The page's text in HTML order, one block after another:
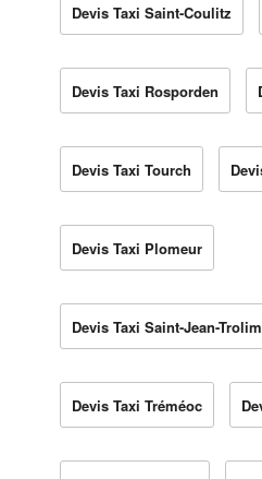
Devis Taxi Saint-Coulitz
Devis Taxi Rosporden
Devis Taxi Tourch
Devis Taxi Plomeur
Devis Taxi Saint-Jean-
Devis Taxi Tréméoc